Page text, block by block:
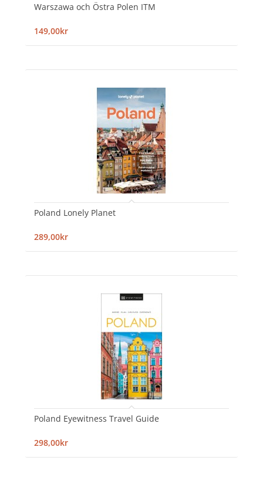
Warszawa och Östra Polen ITM
149,00kr
Poland Lonely Planet
289,00kr
Poland Eyewitness Travel Guide
298,00kr